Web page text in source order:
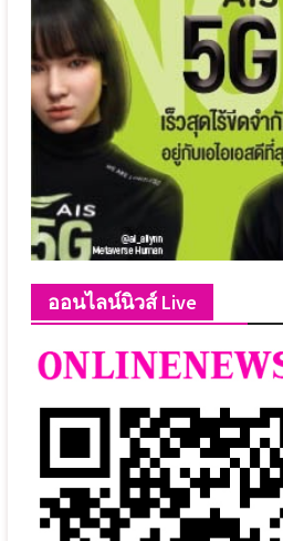
ออนไลน์นิวส์ Live